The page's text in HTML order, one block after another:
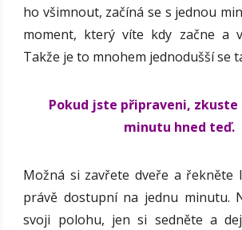
ho všimnout, začíná se s jednou
moment, který víte kdy začne a
Takže je to mnohem jednodušší se
Pokud jste připraveni, zkuste
minutu hned teď.
Možná si zavřete dveře a řekněte
právě dostupní na jednu minutu.
svoji polohu, jen si sedněte a